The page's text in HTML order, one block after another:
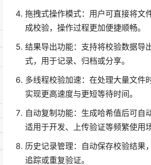
拖拽式操作模式：用户可直接将文
成校验，操作过程更加便捷顺畅。
结果导出功能：支持将校验数据导
式，用于记录、归档或分享。
多线程校验加速：在处理大量文件
实现更高速度与更短等待时间。
自动复制功能：生成哈希值后可自
适用于开发、上传验证等频繁使用场
历史记录管理：自动保存校验结果
追踪或重复验证。